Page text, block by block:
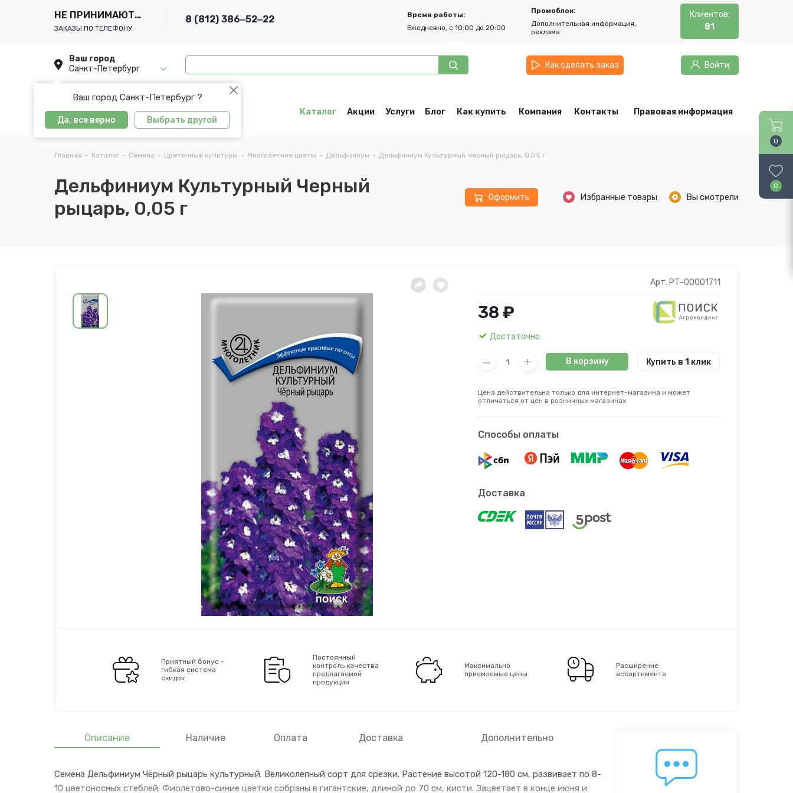
НЕ ПРИНИМАЮТСЯ
ЗАКАЗЫ ПО ТЕЛЕФОНУ
8 (812) 386‒52‒22
Время работы:
Ежедневно, с 10:00 до 20:00
Промоблок:
Дополнительная информация,
реклама
Клиентов:
81
Ваш город
Санкт-Петербург
Ваш город Санкт-Петербург ?
Да, все верно Выбрать другой
Как сделать заказ Войти
Каталог Акции Услуги Блог Как купить Компания Контакты Правовая информация
Главная - Каталог - Семена - Цветочные культуры - Многолетние цветы - Дельфиниум - Дельфиниум Культурный Черный рыцарь, 0,05 г
Дельфиниум Культурный Черный
рыцарь, 0,05 г
Оформить Избранные товары Вы смотрели
Арт. РТ-00001711
38 ₽
Достаточно
В корзину Купить в 1 клик
Цена действительна только для интернет-магазина и может
отличаться от цен в розничных магазинах
Способы оплаты
Доставка
Приятный бонус -
гибкая система
скидок
Постоянный
контроль качества
предлагаемой
продукции
Максимально
приемлемые цены
Расширение
ассортимента
Описание Наличие Оплата Доставка Дополнительно
Семена Дельфиниум Чёрный рыцарь культурный. Великолепный сорт для срезки. Растение высотой 120-180 см, развивает по 8-
10 цветоносных стеблей. Фиолетово-синие цветки собраны в гигантские, длиной до 70 см, кисти. Зацветает в конце июня и
0
0